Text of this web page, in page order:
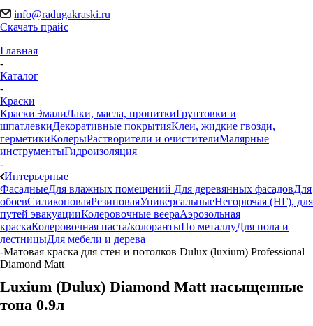
info@radugakraski.ru
Скачать прайс
Главная
-
Каталог
-
Краски
КраскиЭмалиЛаки, масла, пропиткиГрунтовки и
шпатлевкиДекоративные покрытияКлеи, жидкие гвозди,
герметикиКолерыРастворители и очистителиМалярные
инструментыГидроизоляция
-
Интерьерные
ФасадныеДля влажных помещений Для деревянных фасадовДля
обоевСиликоноваяРезиноваяУниверсальныеНегорючая (НГ), для
путей эвакуацииКолеровочные веераАэрозольная
краскаКолеровочная паста/колорантыПо металлуДля пола и
лестницыДля мебели и дерева
-Матовая краска для стен и потолков Dulux (luxium) Professional
Diamond Matt
Luxium (Dulux) Diamond Matt насыщенные
тона 0.9л